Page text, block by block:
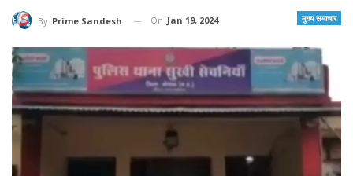
मुख्य समाचार
By Prime Sandesh On Jan 19, 2024